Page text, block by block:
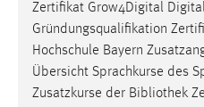
Zertifikat Grow4Digital
Gründungsqualifikation
Hochschule Bayern
Übersicht Sprachkurse des
Zusatzkurse der Bibliothek
Anbieter:
Zweck:
Conversion-Tracking